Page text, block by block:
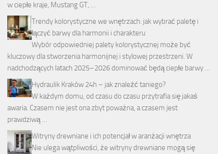
w ciepłe kraje, Mustang GT, …
Trendy kolorystyczne we wnętrzach: jak wybrać paletę i
łączyć barwy dla harmonii i charakteru
Wybór odpowiedniej palety kolorystycznej może być
kluczowy dla stworzenia harmonijnej i stylowej przestrzeni. W
nadchodzących latach 2025–2026 dominować będą ciepłe barwy …
Hydraulik Kraków 24h – jak znaleźć taniego?
W każdym domu, od czasu do czasu przytrafia się jakaś
awaria. Czasem nie jest ona zbyt poważna, a czasem jest
prawdziwą …
Witryny drewniane i ich potencjał w aranżacji wnętrza
Nie ulega wątpliwości, że witryny drewniane mogą się